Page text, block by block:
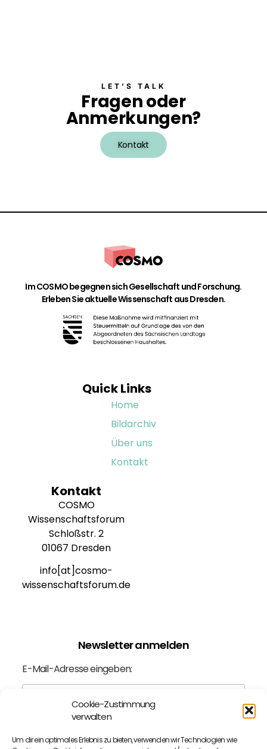
Cookie-Zustimmung
verwalten
Um dir ein optimales Erlebnis zu bieten, verwenden wir Technologien wie
LET’S TALK
Fragen oder
Anmerkungen?
Kontakt
Im COSMO begegnen sich Gesellschaft und Forschung.
Erleben Sie aktuelle Wissenschaft aus Dresden.
Quick Links
Home
Bildarchiv
Über uns
Kontakt
Kontakt
COSMO
Wissenschaftsforum
Schloßstr. 2
01067 Dresden
info[at]cosmo-
wissenschaftsforum.de
Newsletter anmelden
E-Mail-Adresse eingeben:
Ich bin mit derDatenschutzerklärung
einverstanden.